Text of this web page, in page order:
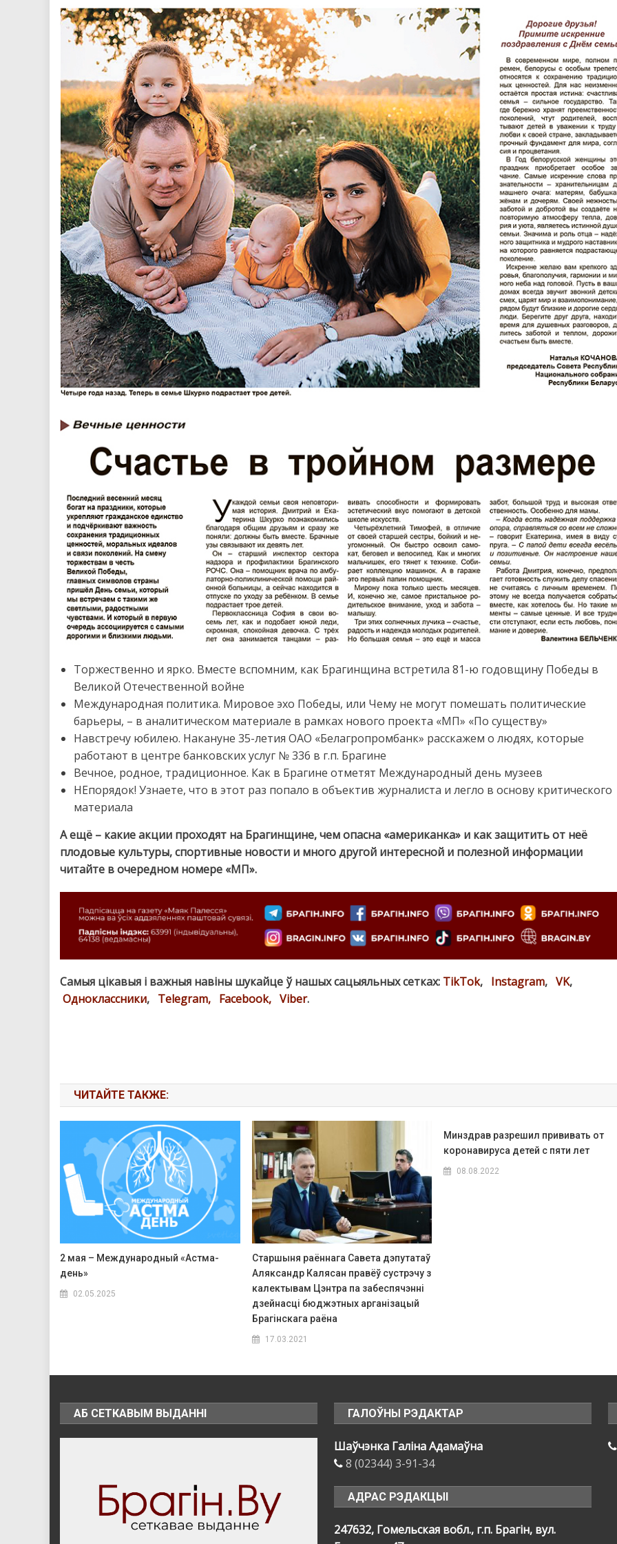
Торжественно и ярко. Вместе вспомним, как Брагинщина встретила 81-ю годовщину Победы в
Великой Отечественной войне
Международная политика. Мировое эхо Победы, или Чему не могут помешать политические
барьеры, – в аналитическом материале в рамках нового проекта «МП» «По существу»
Навстречу юбилею. Накануне 35-летия ОАО «Белагропромбанк» расскажем о людях, которые
работают в центре банковских услуг № 336 в г.п. Брагине
Вечное, родное, традиционное. Как в Брагине отметят Международный день музеев
НЕпорядок! Узнаете, что в этот раз попало в объектив журналиста и легло в основу критического
материала
А ещё – какие акции проходят на Брагинщине, чем опасна «американка» и как защитить от неё
плодовые культуры, спортивные новости и много другой интересной и полезной информации
читайте в очередном номере «МП».
Самыя цікавыя і важныя навіны шукайце ў нашых сацыяльных сетках: TikTok, Instagram, VK,
Одноклассники, Telegram, Facebook, Viber.
ЧИТАЙТЕ ТАКЖЕ:
2 мая – Международный «Астма-
день»
02.05.2025
Старшыня раённага Савета дэпутатаў
Аляксандр Калясан правёў сустрэчу з
калектывам Цэнтра па забеспячэнні
дзейнасці бюджэтных арганізацый
Брагінскага раёна
17.03.2021
Минздрав разрешил прививать от
коронавируса детей с пяти лет
08.08.2022
АБ СЕТКАВЫМ ВЫДАННІ ГАЛОЎНЫ РЭДАКТАР
Шаўчэнка Галіна Адамаўна
8 (02344) 3-91-34
АДРАС РЭДАКЦЫІ
247632, Гомельская вобл., г.п. Брагін, вул.